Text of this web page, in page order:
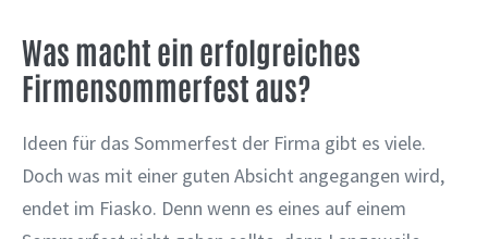
Was macht ein erfolgreiches
Firmensommerfest aus?
Ideen für das Sommerfest der Firma gibt es viele.
Doch was mit einer guten Absicht angegangen wird,
endet im Fiasko. Denn wenn es eines auf einem